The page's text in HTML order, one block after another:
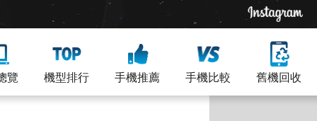
覽 機型排行 手機推薦 手機比較 舊機回收